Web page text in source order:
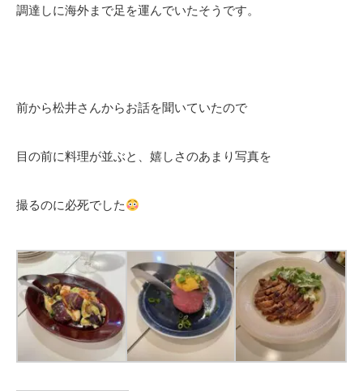
調達しに海外まで足を運んでいたそうです。
前から松井さんからお話を聞いていたので
目の前に料理が並ぶと、嬉しさのあまり写真を
撮るのに必死でした